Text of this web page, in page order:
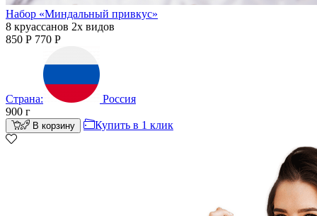
Набор «Миндальный привкус»
8 круассанов 2х видов
850 Р 770 Р
Страна:
Россия
900 г
В корзину Купить в 1 клик